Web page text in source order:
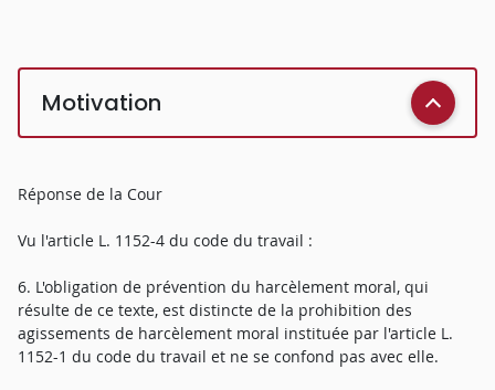
Motivation
Réponse de la Cour
Vu l'article L. 1152-4 du code du travail :
6. L'obligation de prévention du harcèlement moral, qui
résulte de ce texte, est distincte de la prohibition des
agissements de harcèlement moral instituée par l'article L.
1152-1 du code du travail et ne se confond pas avec elle.